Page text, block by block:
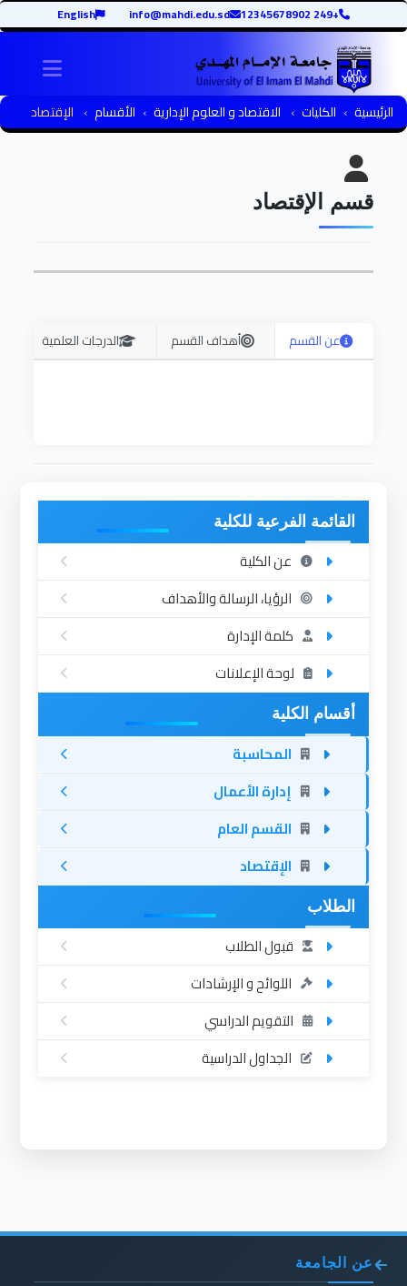
+249 12345678902
info@mahdi.edu.sd
English
الرئيسية الكليات الاقتصاد و العلوم الإدارية الأقسام الإقتصاد
قسم الإقتصاد
عن القسم أهداف القسم الدرجات العلمية
القائمة الفرعية للكلية
عن الكلية
الرؤيا، الرسالة والأهداف
كلمة الإدارة
لوحة الإعلانات
أقسام الكلية
المحاسبة
إدارة الأعمال
القسم العام
الإقتصاد
الطلاب
قبول الطلاب
اللوائح و الإرشادات
التقويم الدراسي
الجداول الدراسية
عن الجامعة